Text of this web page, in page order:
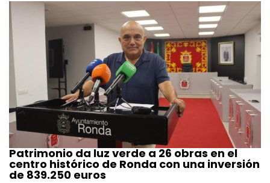
Patrimonio da luz verde a 26 obras en el
centro histórico de Ronda con una inversión
de 839.250 euros